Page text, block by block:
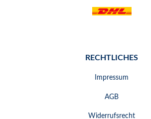
RECHTLICHES
Impressum
AGB
Widerrufsrecht